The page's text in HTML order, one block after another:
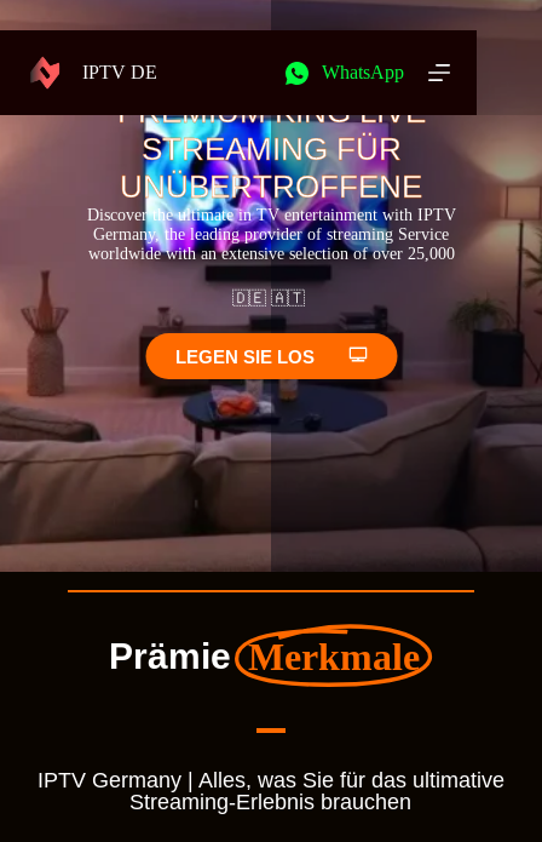
IPTV DE WhatsApp
IPTV German – Premium Germany IPTV Subscription
PREMIUM KING LIVE
STREAMING FÜR
UNÜBERTROFFENE
Discover the ultimate in TV entertainment with IPTV
Germany, the leading provider of streaming Service
worldwide with an extensive selection of over 25,000
🇩🇪 🇦🇹
LEGEN SIE LOS
Prämie Merkmale
IPTV Germany | Alles, was Sie für das ultimative
Streaming-Erlebnis brauchen